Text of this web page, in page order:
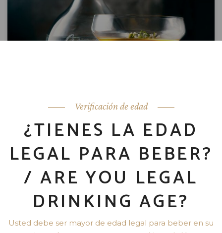
Verificación de edad
¿TIENES LA EDAD
LEGAL PARA BEBER?
/ ARE YOU LEGAL
DRINKING AGE?
Usted debe ser mayor de edad legal para beber en su
COCKTAIL ATADITO, RECETA